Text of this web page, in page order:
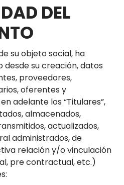
DEL
su objeto social, ha
su creación, datos
proveedores,
oferentes y
adelante los “Titulares”,
almacenados,
actualizados,
administrados, de
relación y/o vinculación
pre contractual, etc.)